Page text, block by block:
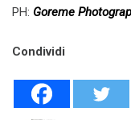
PH: Goreme
Condividi